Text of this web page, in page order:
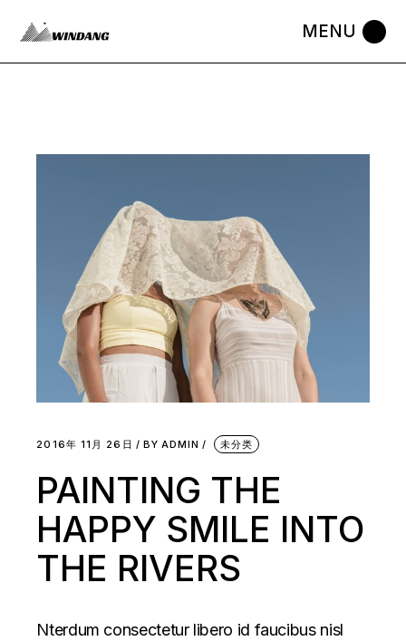
2016年 11月 26日 BY ADMIN 未分类
PAINTING THE
HAPPY SMILE INTO
THE RIVERS
Nterdum consectetur libero id faucibus nisl